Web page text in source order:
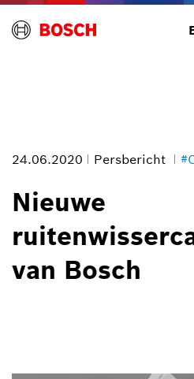
24.06.2020 Persbericht
Nieuwe
van Bosch
Foto informatie